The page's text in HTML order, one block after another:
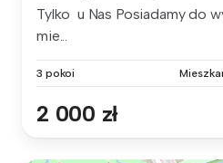
Tylko u Nas Posiadamy do
mie...
3 pokoi
2 000 zł